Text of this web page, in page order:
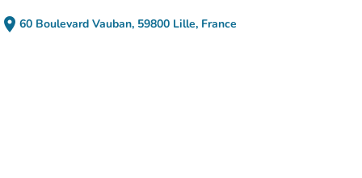
place 60 Boulevard Vauban, 59800 Lille, France
(in Google Maps öffnen)
(new tab)